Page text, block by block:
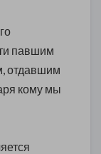
павшим
отдавшим
кому мы